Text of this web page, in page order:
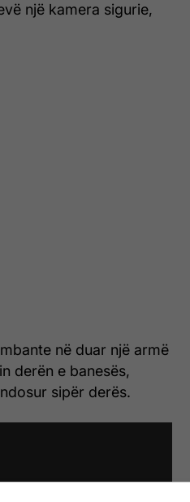
një kamera sigurie,
në duar një armë
derën e banesës,
sipër derës.